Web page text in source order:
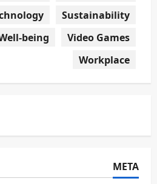
Sustainability
Video Games
being
Workplace
META